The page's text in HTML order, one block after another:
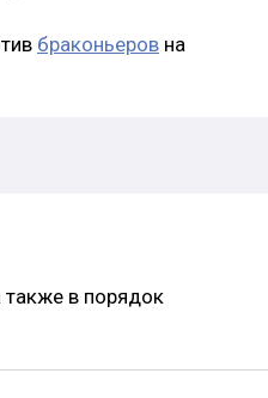
браконьеров на
также в порядок